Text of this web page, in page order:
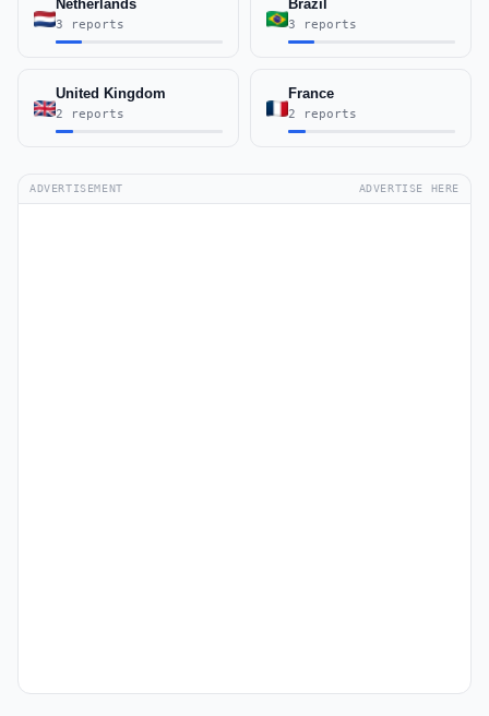
Netherlands
3 reports
Brazil
3 reports
United Kingdom
2 reports
France
2 reports
ADVERTISEMENT ADVERTISE HERE